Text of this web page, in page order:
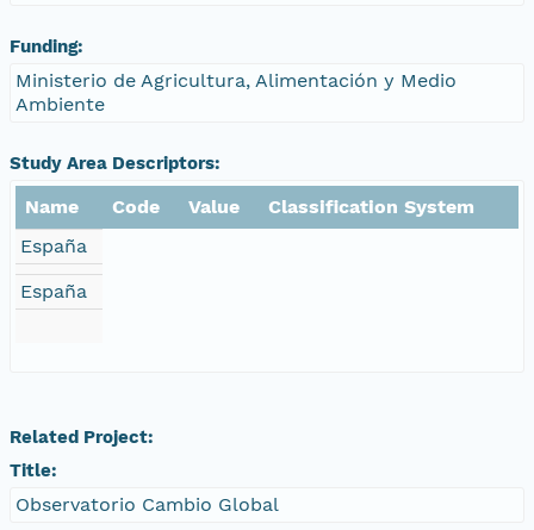
Funding:
Ministerio de Agricultura, Alimentación y Medio
Ambiente
Study Area Descriptors:
Name Code Value
Classification System
España
España
Related Project:
Title:
Observatorio Cambio Global